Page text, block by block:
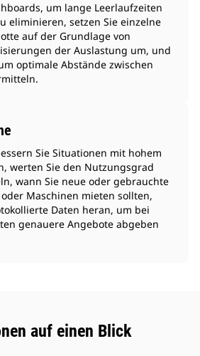
um lange Leerlaufzeiten
eliminieren, setzen Sie einzelne
auf der Grundlage von
der Auslastung um, und
optimale Abstände zwischen
Sie Situationen mit hohem
werten Sie den Nutzungsgrad
wann Sie neue oder gebrauchte
Maschinen mieten sollten,
Daten heran, um bei
genauere Angebote abgeben
auf einen Blick